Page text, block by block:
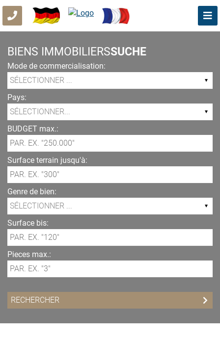
BIENS IMMOBILIERSSUCHE
Mode de commercialisation:
Pays:
BUDGET max.:
Surface terrain jusqu'à:
Genre de bien:
Surface bis:
Pieces max.: